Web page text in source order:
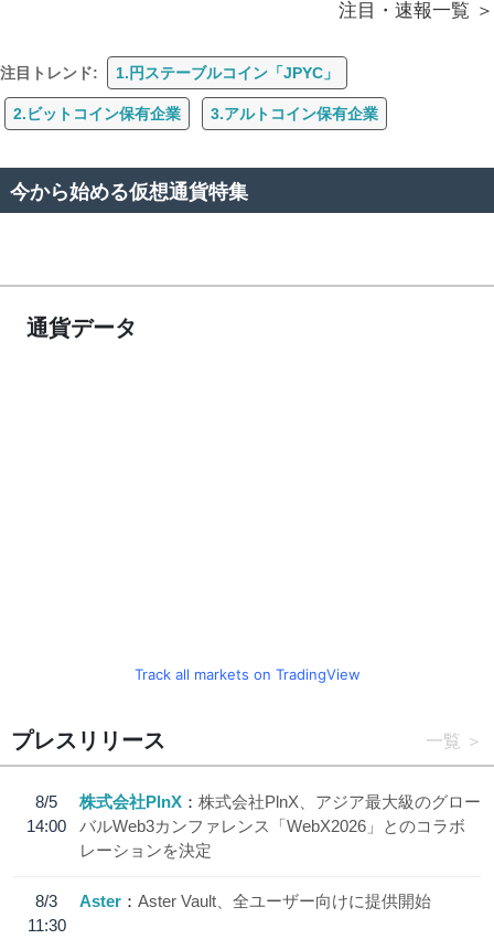
注目・速報一覧
注目トレンド: 1.円ステーブルコイン「JPYC」
2.ビットコイン保有企業 3.アルトコイン保有企業
今から始める仮想通貨特集
通貨データ
Track all markets on TradingView
プレスリリース 一覧
8/5
14:00
株式会社PlnX
株式会社PlnX、アジア最大級のグロー
バルWeb3カンファレンス「WebX2026」とのコラボ
レーションを決定
8/3
11:30
Aster Aster Vault、全ユーザー向けに提供開始